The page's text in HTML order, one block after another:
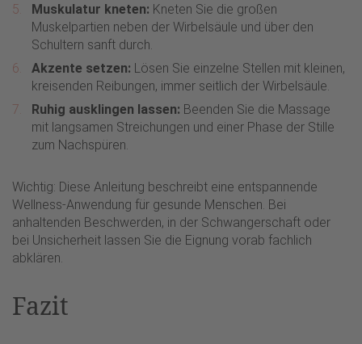
Muskulatur kneten: Kneten Sie die großen
Muskelpartien neben der Wirbelsäule und über den
Schultern sanft durch.
Akzente setzen: Lösen Sie einzelne Stellen mit kleinen,
kreisenden Reibungen, immer seitlich der Wirbelsäule.
Ruhig ausklingen lassen: Beenden Sie die Massage
mit langsamen Streichungen und einer Phase der Stille
zum Nachspüren.
Wichtig: Diese Anleitung beschreibt eine entspannende
Wellness-Anwendung für gesunde Menschen. Bei
anhaltenden Beschwerden, in der Schwangerschaft oder
bei Unsicherheit lassen Sie die Eignung vorab fachlich
abklären.
Fazit